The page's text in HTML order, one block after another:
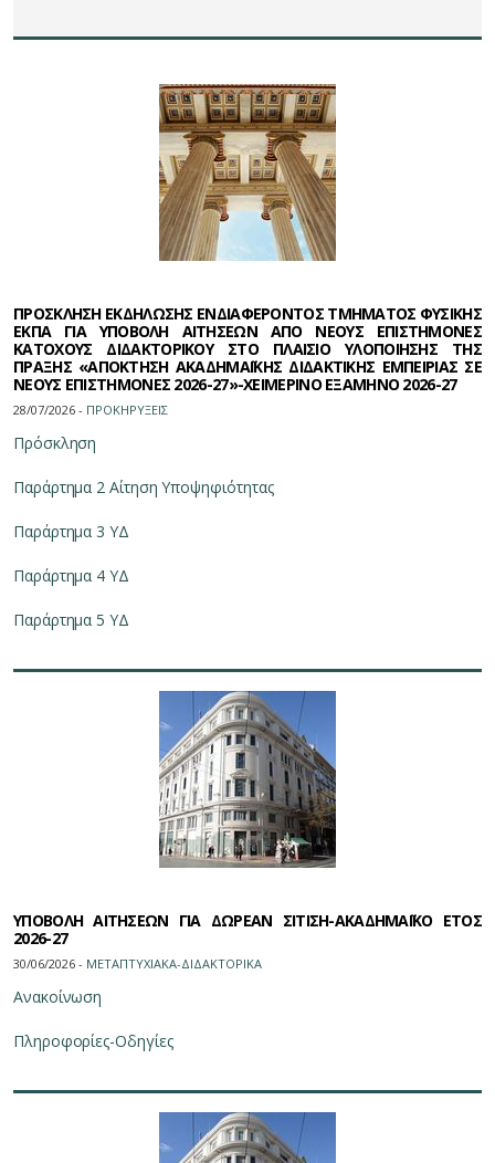
ΠΡΟΣΚΛΗΣΗ ΕΚΔΗΛΩΣΗΣ ΕΝΔΙΑΦΕΡΟΝΤΟΣ ΤΜΗΜΑΤΟΣ ΦΥΣΙΚΗΣ
ΕΚΠΑ ΓΙΑ ΥΠΟΒΟΛΗ ΑΙΤΗΣΕΩΝ ΑΠΟ ΝΕΟΥΣ ΕΠΙΣΤΗΜΟΝΕΣ
ΚΑΤΟΧΟΥΣ ΔΙΔΑΚΤΟΡΙΚΟΥ ΣΤΟ ΠΛΑΙΣΙΟ ΥΛΟΠΟΙΗΣΗΣ ΤΗΣ
ΠΡΑΞΗΣ «ΑΠΟΚΤΗΣΗ ΑΚΑΔΗΜΑΪΚΗΣ ΔΙΔΑΚΤΙΚΗΣ ΕΜΠΕΙΡΙΑΣ ΣΕ
ΝΕΟΥΣ ΕΠΙΣΤΗΜΟΝΕΣ 2026-27»-ΧΕΙΜΕΡΙΝΟ ΕΞΑΜΗΝΟ 2026-27
28/07/2026 - ΠΡΟΚΗΡΥΞΕΙΣ
Πρόσκληση
Παράρτημα 2 Αίτηση Υποψηφιότητας
Παράρτημα 3 ΥΔ
Παράρτημα 4 ΥΔ
Παράρτημα 5 ΥΔ
ΥΠΟΒΟΛΗ ΑΙΤΗΣΕΩΝ ΓΙΑ ΔΩΡΕΑΝ ΣΙΤΙΣΗ-ΑΚΑΔΗΜΑΪΚΟ ΕΤΟΣ
2026-27
30/06/2026 - ΜΕΤΑΠΤΥΧΙΑΚΑ-ΔΙΔΑΚΤΟΡΙΚΑ
Ανακοίνωση
Πληροφορίες-Οδηγίες